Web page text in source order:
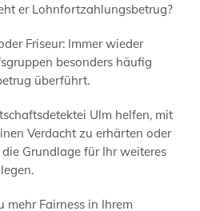
er Lohnfortzahlungsbetrug?
Friseur: Immer wieder
besonders häufig
überführt.
Ulm helfen, mit
Verdacht zu erhärten oder
Grundlage für Ihr weiteres
Fairness in Ihrem